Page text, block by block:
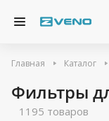
Главная Каталог
Фильтры
1195 товаров